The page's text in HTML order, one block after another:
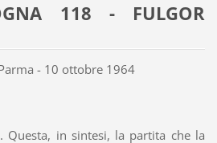
118 - FULGOR
- 10 ottobre 1964
Questa, in sintesi, la partita che la